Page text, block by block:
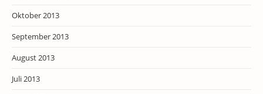
Oktober 2013
September 2013
August 2013
Juli 2013